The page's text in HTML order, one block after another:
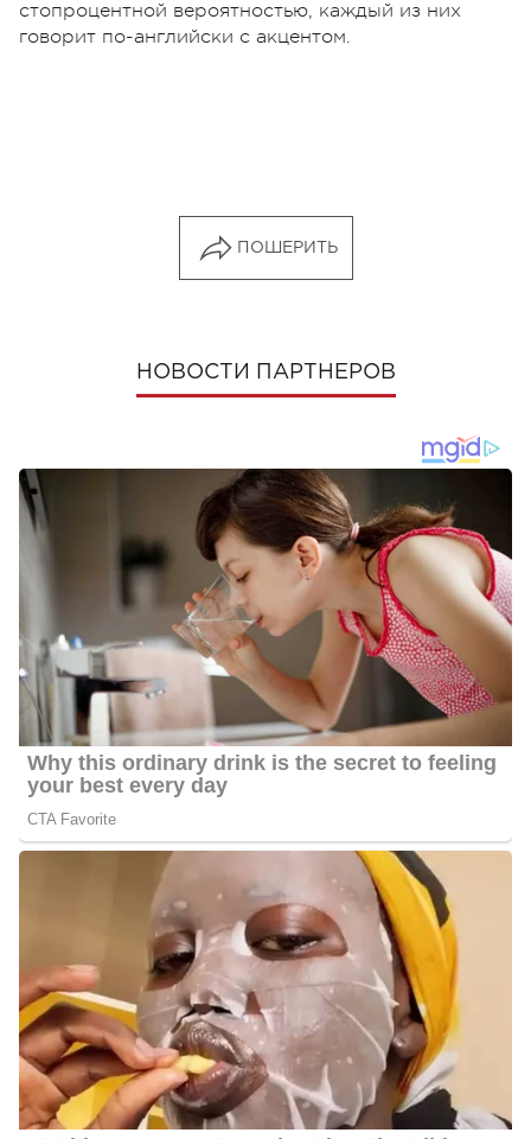
стопроцентной вероятностью, каждый из них
говорит по-английски с акцентом.
ПОШЕРИТЬ
НОВОСТИ ПАРТНЕРОВ